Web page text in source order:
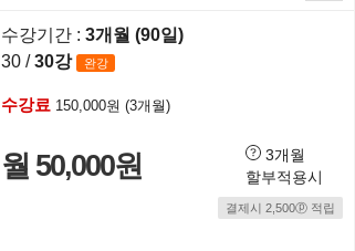
수강기간 : 3개월 (90일)
30 /30강 완강
수강료 150,000원 (3개월)
월 50,000원
3개월
할부적용시
결제시 2,500ⓟ 적립